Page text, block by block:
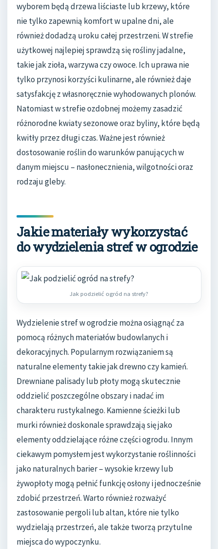
wyborem będą drzewa liściaste lub krzewy, które
nie tylko zapewnią komfort w upalne dni, ale
również dodadzą uroku całej przestrzeni. W strefie
użytkowej najlepiej sprawdzą się rośliny jadalne,
takie jak zioła, warzywa czy owoce. Ich uprawa nie
tylko przynosi korzyści kulinarne, ale również daje
satysfakcję z własnoręcznie wyhodowanych plonów.
Natomiast w strefie ozdobnej możemy zasadzić
różnorodne kwiaty sezonowe oraz byliny, które będą
kwitły przez długi czas. Ważne jest również
dostosowanie roślin do warunków panujących w
danym miejscu – nasłonecznienia, wilgotności oraz
rodzaju gleby.
Jakie materiały wykorzystać
do wydzielenia stref w ogrodzie
Jak podzielić ogród na strefy?
Wydzielenie stref w ogrodzie można osiągnąć za
pomocą różnych materiałów budowlanych i
dekoracyjnych. Popularnym rozwiązaniem są
naturalne elementy takie jak drewno czy kamień.
Drewniane palisady lub płoty mogą skutecznie
oddzielić poszczególne obszary i nadać im
charakteru rustykalnego. Kamienne ścieżki lub
murki również doskonale sprawdzają się jako
elementy oddzielające różne części ogrodu. Innym
ciekawym pomysłem jest wykorzystanie roślinności
jako naturalnych barier – wysokie krzewy lub
żywopłoty mogą pełnić funkcję osłony i jednocześnie
zdobić przestrzeń. Warto również rozważyć
zastosowanie pergoli lub altan, które nie tylko
wydzielają przestrzeń, ale także tworzą przytulne
miejsca do wypoczynku.